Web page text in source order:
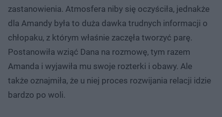
zastanowienia. Atmosfera niby się oczyściła, jednakże
dla Amandy była to duża dawka trudnych informacji o
chłopaku, z którym właśnie zaczęła tworzyć parę.
Postanowiła wziąć Dana na rozmowę, tym razem
Amanda i wyjawiła mu swoje rozterki i obawy. Ale
także oznajmiła, że u niej proces rozwijania relacji idzie
bardzo po woli.